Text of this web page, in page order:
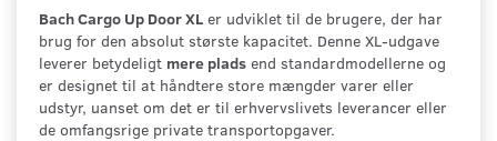
Bach Cargo Up Door XL er udviklet til de brugere, der har
brug for den absolut største kapacitet. Denne XL-udgave
leverer betydeligt mere plads end standardmodellerne og
er designet til at håndtere store mængder varer eller
udstyr, uanset om det er til erhvervslivets leverancer eller
de omfangsrige private transportopgaver.